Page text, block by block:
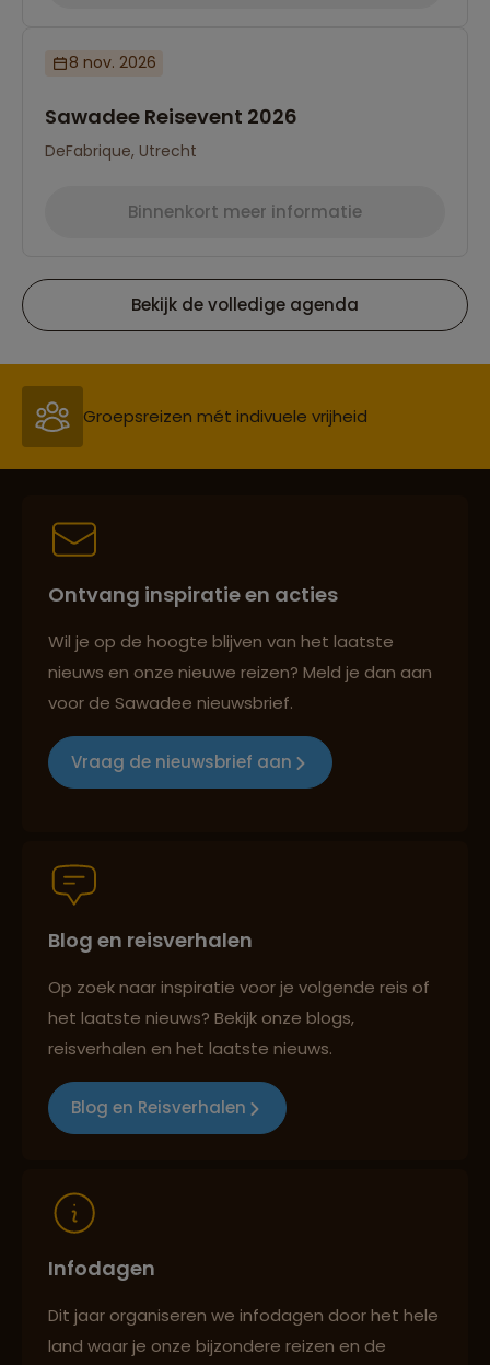
8 nov. 2026
Sawadee Reisevent 2026
DeFabrique, Utrecht
Binnenkort meer informatie
Bekijk de volledige agenda
Reizen met oog voor mens, cultuur en milieu
Groepsreizen mét indivuele vrijheid
Persoonlijk en deskundig reisadvies
Reizen met oog voor mens, cultuur en milieu
Persoonlijk en deskundig reisadvies
Best beoordeelde reisroutes
Ontvang inspiratie en acties
Wil je op de hoogte blijven van het laatste
nieuws en onze nieuwe reizen? Meld je dan aan
voor de Sawadee nieuwsbrief.
Vraag de nieuwsbrief aan
Blog en reisverhalen
Op zoek naar inspiratie voor je volgende reis of
het laatste nieuws? Bekijk onze blogs,
reisverhalen en het laatste nieuws.
Blog en Reisverhalen
Infodagen
Dit jaar organiseren we infodagen door het hele
land waar je onze bijzondere reizen en de